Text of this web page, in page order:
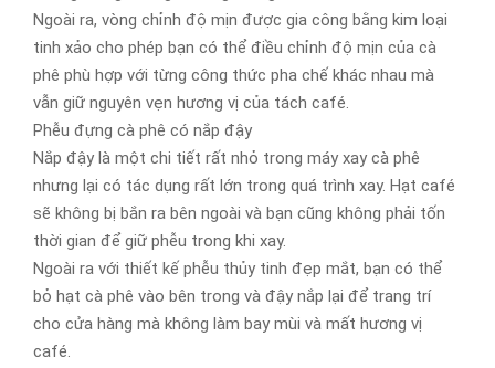
Ngoài ra, vòng chỉnh độ mịn được gia công bằng kim loại
tinh xảo cho phép bạn có thể điều chỉnh độ mịn của cà
phê phù hợp với từng công thức pha chế khác nhau mà
vẫn giữ nguyên vẹn hương vị của tách café.
Phễu đựng cà phê có nắp đậy
Nắp đậy là một chi tiết rất nhỏ trong máy xay cà phê
nhưng lại có tác dụng rất lớn trong quá trình xay. Hạt café
sẽ không bị bắn ra bên ngoài và bạn cũng không phải tốn
thời gian để giữ phễu trong khi xay.
Ngoài ra với thiết kế phễu thủy tinh đẹp mắt, bạn có thể
bỏ hạt cà phê vào bên trong và đậy nắp lại để trang trí
cho cửa hàng mà không làm bay mùi và mất hương vị
café.